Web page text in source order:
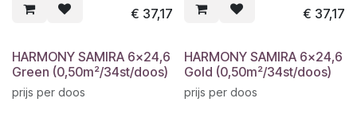
€ 37,17 € 37,17
HARMONY SAMIRA 6x24,6
Green (0,50m²/34st/doos)
prijs per doos
HARMONY SAMIRA 6x24,6
Gold (0,50m²/34st/doos)
prijs per doos